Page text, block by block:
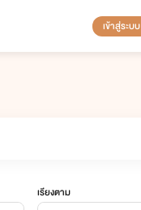
เข้าสู่ระบบ
เรียงตาม